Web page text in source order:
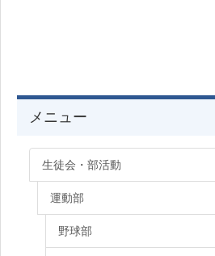
メニュー
生徒会・部活動
運動部
野球部